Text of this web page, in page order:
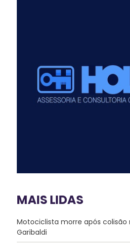
MAIS LIDAS
Motociclista morre após colisão
Garibaldi